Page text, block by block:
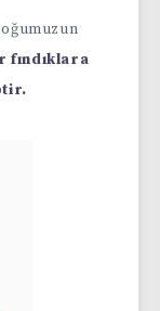
fındıklara